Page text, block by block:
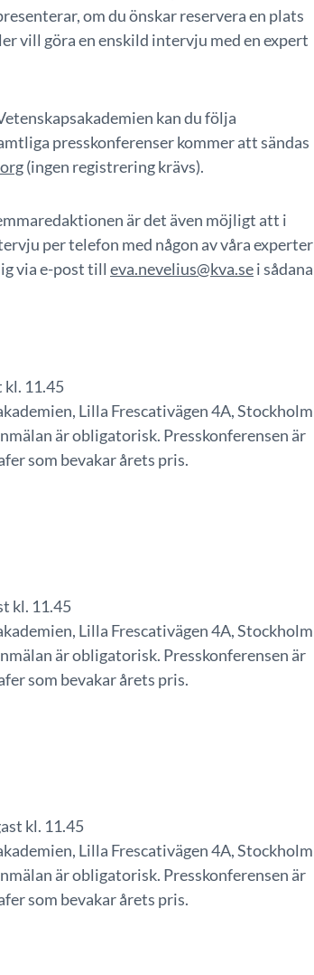
om du önskar reservera en plats
vill göra en enskild intervju med en expert
kan du följa
presskonferenser kommer att sändas
(ingen registrering krävs).
är det även möjligt att i
per telefon med någon av våra experter
via e-post till eva.nevelius@kva.sei sådana
kl. 11.45
Lilla Frescativägen 4A, Stockholm
är obligatorisk. Presskonferensen är
som bevakar årets pris.
kl. 11.45
Lilla Frescativägen 4A, Stockholm
är obligatorisk. Presskonferensen är
som bevakar årets pris.
kl. 11.45
Lilla Frescativägen 4A, Stockholm
är obligatorisk. Presskonferensen är
som bevakar årets pris.